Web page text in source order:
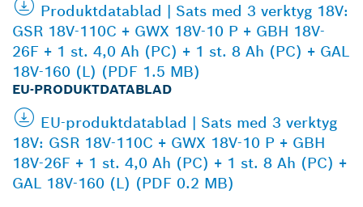
Produktdatablad | Sats med 3 verktyg 18V:
GSR 18V-110C + GWX 18V-10 P + GBH 18V-
26F + 1 st. 4,0 Ah (PC) + 1 st. 8 Ah (PC) + GAL
18V-160 (L) (PDF 1.5 MB)
EU-PRODUKTDATABLAD
EU-produktdatablad | Sats med 3 verktyg
18V: GSR 18V-110C + GWX 18V-10 P + GBH
18V-26F + 1 st. 4,0 Ah (PC) + 1 st. 8 Ah (PC) +
GAL 18V-160 (L) (PDF 0.2 MB)